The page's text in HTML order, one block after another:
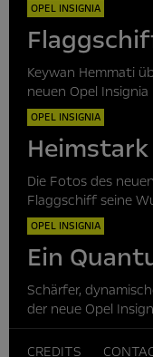
OPEL INSIGNIA
Keywan Hemmati
neuen Opel Insignia
OPEL INSIGNIA
Heimstark
Die Fotos des
Flaggschiff seine
OPEL INSIGNIA
Ein
Schärfer,
der neue Opel
CREDITS